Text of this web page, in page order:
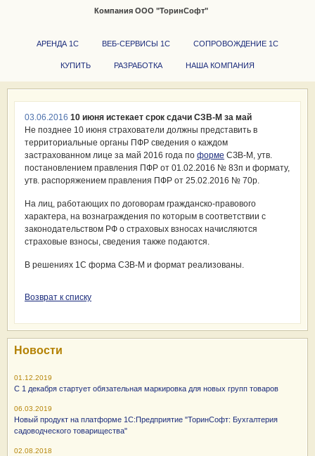
Компания ООО "ТоринСофт"
АРЕНДА 1С ВЕБ-СЕРВИСЫ 1С СОПРОВОЖДЕНИЕ 1С
КУПИТЬ РАЗРАБОТКА НАША КОМПАНИЯ
03.06.2016 10 июня истекает срок сдачи СЗВ-М за май
Не позднее 10 июня страхователи должны представить в
территориальные органы ПФР сведения о каждом
застрахованном лице за май 2016 года по форме СЗВ-М, утв.
постановлением правления ПФР от 01.02.2016 № 83п и формату,
утв. распоряжением правления ПФР от 25.02.2016 № 70р.
На лиц, работающих по договорам гражданско-правового
характера, на вознаграждения по которым в соответствии с
законодательством РФ о страховых взносах начисляются
страховые взносы, сведения также подаются.
В решениях 1С форма СЗВ-М и формат реализованы.
Возврат к списку
Новости
01.12.2019
С 1 декабря стартует обязательная маркировка для новых групп товаров
06.03.2019
Новый продукт на платформе 1С:Предприятие "ТоринСофт: Бухгалтерия
садоводческого товарищества"
02.08.2018